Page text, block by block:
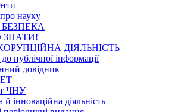
науку
ЗНАТИ!
ДІЯЛЬНІСТЬ
публічної інформації
довідник
ЧНУ
й інноваційна діяльність